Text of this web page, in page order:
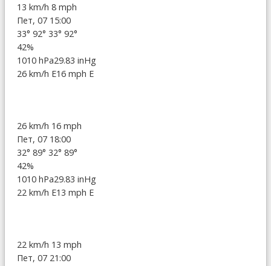
13 km/h 8 mph
Пет, 07 15:00
33° 92° 33° 92°
42%
1010 hPa29.83 inHg
26 km/h E16 mph E
26 km/h 16 mph
Пет, 07 18:00
32° 89° 32° 89°
42%
1010 hPa29.83 inHg
22 km/h E13 mph E
22 km/h 13 mph
Пет, 07 21:00